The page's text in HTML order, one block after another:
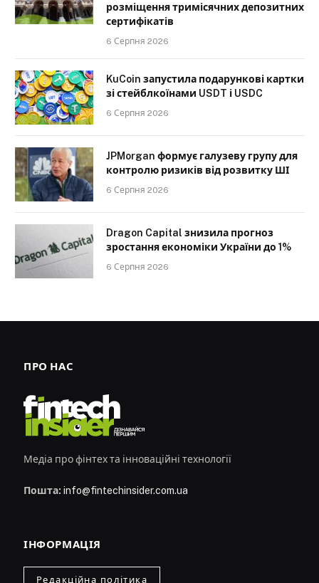
розміщення тримісячних депозитних
сертифікатів
6 Серпня 2026
KuCoin запустила подарункові картки
зі стейблкоїнами USDT і USDC
6 Серпня 2026
JPMorgan формує галузеву групу для
контролю ризиків від розвитку ШІ
6 Серпня 2026
Dragon Capital знизила прогноз
зростання економіки України до 1%
6 Серпня 2026
ПРО НАС
Медіа про фінтех та інноваційні технології
Пошта: info@fintechinsider.com.ua
ІНФОРМАЦІЯ
Редакційна політика